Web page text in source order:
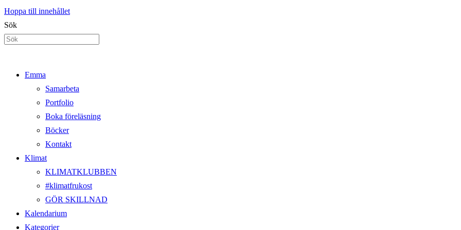
Hoppa till innehållet
Sök
Emma
Samarbeta
Portfolio
Boka föreläsning
Böcker
Kontakt
Klimat
KLIMATKLUBBEN
#klimatfrukost
GÖR SKILLNAD
Kalendarium
Kategorier